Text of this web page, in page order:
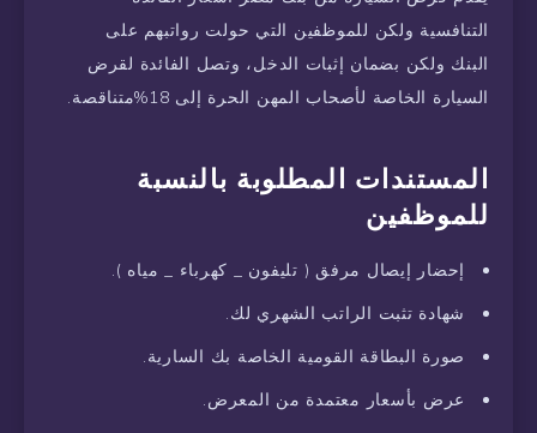
التنافسية ولكن للموظفين التي حولت رواتبهم على
البنك ولكن بضمان إثبات الدخل، وتصل الفائدة لقرض
السيارة الخاصة لأصحاب المهن الحرة إلى 18%متناقصة.
المستندات المطلوبة بالنسبة
للموظفين
إحضار إيصال مرفق ( تليفون _ كهرباء _ مياه ).
شهادة تثبت الراتب الشهري لك.
صورة البطاقة القومية الخاصة بك السارية.
عرض بأسعار معتمدة من المعرض.